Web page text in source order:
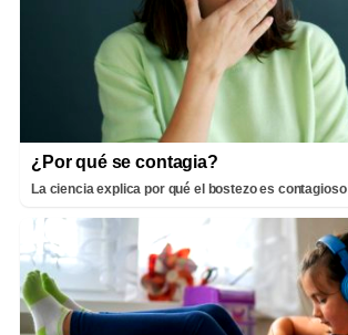
¿Por qué se contagia?
La ciencia explica por qué el bostezo es contagioso